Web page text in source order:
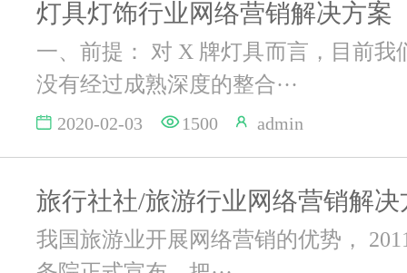
灯具灯饰行业网络营销解决方案
一、前提： 对 X 牌灯具而言，目前我
没有经过成熟深度的整合···
2020-02-03 1500 admin
旅行社社/旅游行业网络营销解决
我国旅游业开展网络营销的优势，